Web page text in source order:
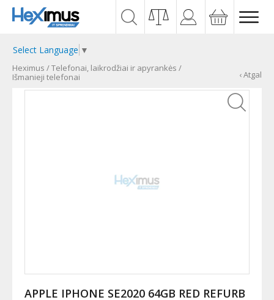
Select Language ▼
Heximus /Telefonai, laikrodžiai ir apyrankės /
Išmanieji telefonai
‹ Atgal
APPLE IPHONE SE2020 64GB RED REFURB